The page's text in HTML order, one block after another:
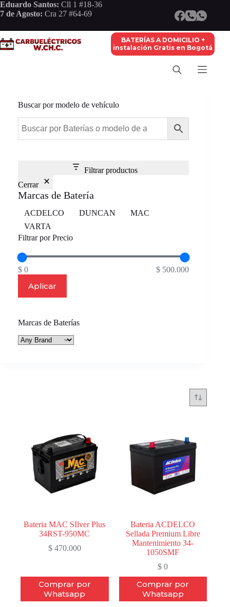
Saltar
al
Eduardo Santos: Cll 1 #18-36
7 de Agosto: Cra 27 #64-69
BATERÍAS A DOMICILIO +
instalación Gratis en Bogotá
Bateria MAC SIlver Plus
34RST-950MC
$470.000
Comprar por
Whatsapp
Bateria ACDELCO
Sellada Premium Libre
Mantenimiento 34-
1050SMF
$ 0
Comprar por
Whatsapp
Buscar por modelo de vehículo
Filtrar productos
Cerrar
Marcas de Batería
Marca
ACDELCO DUNCAN
MAC
VARTA
Filtrar por Precio
$ 0 $ 500.000
Aplicar
Marcas de Baterías